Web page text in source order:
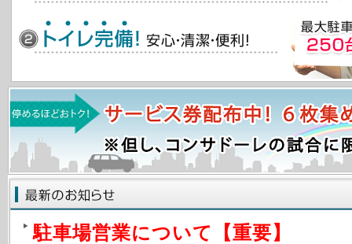
駐車場営業について【重要】